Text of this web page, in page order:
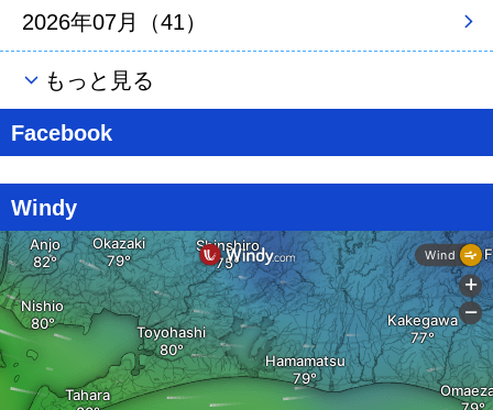
2026年07月（41）
もっと見る
Facebook
Windy